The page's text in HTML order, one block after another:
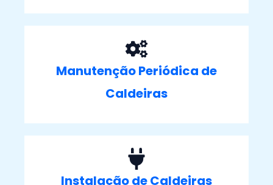
Manutenção Periódica de
Caldeiras
Instalação de Caldeiras